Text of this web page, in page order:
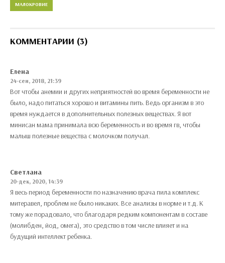
МАЛОКРОВИЕ
КОММЕНТАРИИ (3)
Елена
24-сен, 2018, 21:39
Вот чтобы анемии и других неприятностей во время беременности не
было, надо питаться хорошо и витамины пить. Ведь организм в это
время нуждается в дополнительных полезных веществах. Я вот
минисан мама принимала всю беременность и во время гв, чтобы
малыш полезные вещества с молочком получал.
Светлана
20-дек, 2020, 14:39
Я весь период беременности по назначению врача пила комплекс
митеравел, проблем не было никаких. Все анализы в норме и т.д. К
тому же порадовало, что благодаря редким компонентам в составе
(молибден, йод, омега), это средство в том числе влияет и на
будущий интеллект ребенка.